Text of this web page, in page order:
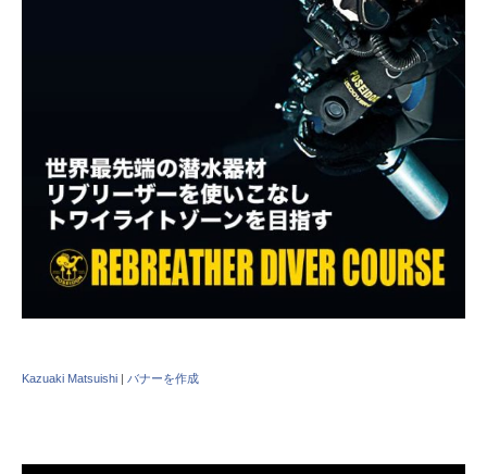
Kazuaki Matsuishi | バナーを作成